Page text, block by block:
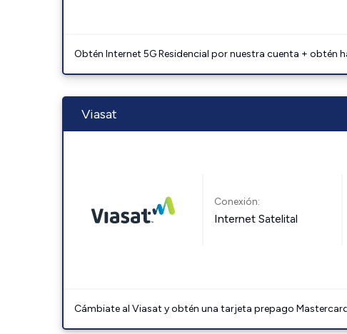
Obtén Internet 5G Residencial por nuestra cuenta + obtén
Viasat
Conexión:
Internet Satelital
Cámbiate al Viasat y obtén una tarjeta prepago